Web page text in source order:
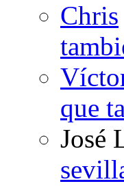
Chris
que
José